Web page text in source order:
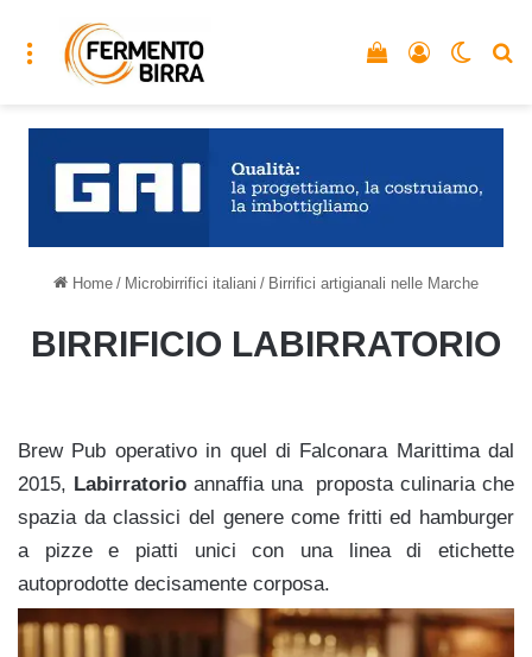
Menu Accedi
Vedi il carrello
Home / Microbirrifici italiani / Birrifici artigianali nelle Marche
BIRRIFICIO LABIRRATORIO
Brew Pub operativo in quel di Falconara Marittima dal
2015, Labirratorioannaffia una proposta culinaria che
spazia da classici del genere come fritti ed hamburger
a pizze e piatti unici con una linea di etichette
autoprodotte decisamente corposa.